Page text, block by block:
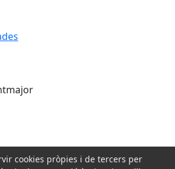
cookies pròpies i de tercers per